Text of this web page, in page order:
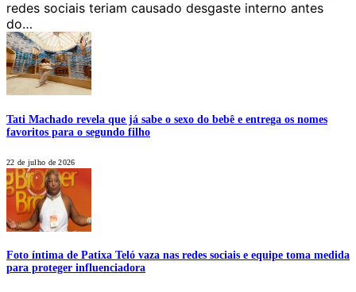
redes sociais teriam causado desgaste interno antes
do…
Tati Machado revela que já sabe o sexo do bebê e entrega os nomes
favoritos para o segundo filho
22 de julho de 2026
Foto íntima de Patixa Teló vaza nas redes sociais e equipe toma medida
para proteger influenciadora